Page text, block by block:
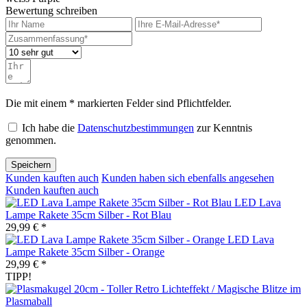
Bewertung schreiben
Die mit einem * markierten Felder sind Pflichtfelder.
Ich habe die Datenschutzbestimmungen zur Kenntnis
genommen.
Speichern
Kunden kauften auch Kunden haben sich ebenfalls angesehen
Kunden kauften auch
LED Lava
Lampe Rakete 35cm Silber - Rot Blau
29,99 € *
LED Lava
Lampe Rakete 35cm Silber - Orange
29,99 € *
TIPP!